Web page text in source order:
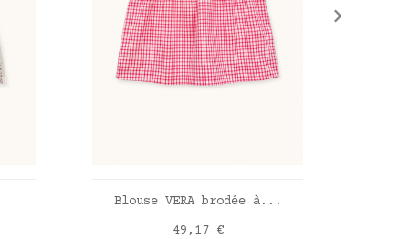
AJOUTER AU PANIER
Blouse VERA brodée à...
Prix
49,17 €